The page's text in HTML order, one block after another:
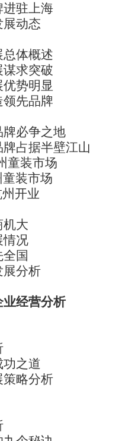
进驻上海
展动态
体概述
求突破
势明显
领先品牌
牌必争之地
占据半壁江山
童装市场
装市场
开业
机大
情况
国
展分析
经营分析
功之道
策略分析